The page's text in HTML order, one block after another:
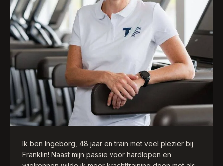
iedereen aan kan raden!
Ik ben Ingeborg, 48 jaar en train met veel plezier bij
Franklin! Naast mijn passie voor hardlopen en